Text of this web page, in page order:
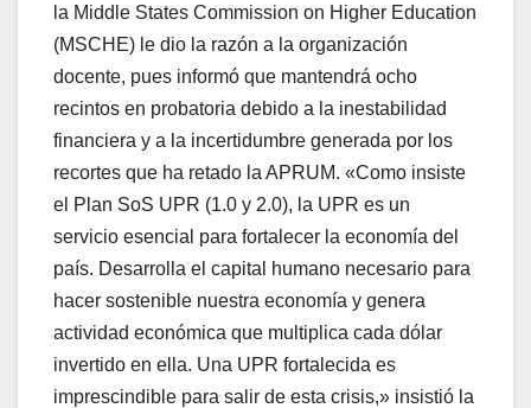
la Middle States Commission on Higher Education
(MSCHE) le dio la razón a la organización
docente, pues informó que mantendrá ocho
recintos en probatoria debido a la inestabilidad
financiera y a la incertidumbre generada por los
recortes que ha retado la APRUM. «Como insiste
el Plan SoS UPR (1.0 y 2.0), la UPR es un
servicio esencial para fortalecer la economía del
país. Desarrolla el capital humano necesario para
hacer sostenible nuestra economía y genera
actividad económica que multiplica cada dólar
invertido en ella. Una UPR fortalecida es
imprescindible para salir de esta crisis,» insistió la